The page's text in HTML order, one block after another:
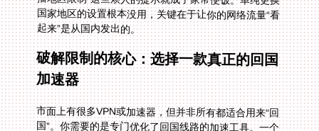
起来”是从国内发出的。
破解限制的核心：选择一款真正的回国
加速器
市面上有很多VPN或加速器，但并非所有都适合用来“回
国”。你需要的是专门优化了回国线路的加速工具。一个
优秀的回国加速器，绝不仅仅是简单地提供一个国内IP。
它需要具备几个硬核能力，才能保障你观看高清直播不卡